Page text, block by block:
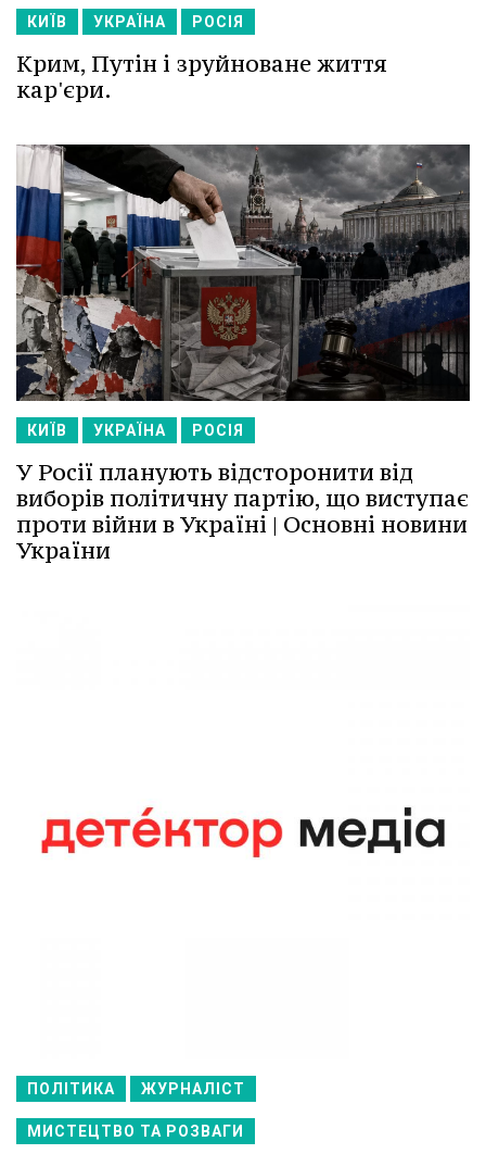
КИЇВ УКРАЇНА РОСІЯ
Крим, Путін і зруйноване життя
кар'єри.
КИЇВ УКРАЇНА РОСІЯ
У Росії планують відсторонити від
виборів політичну партію, що виступає
проти війни в Україні | Основні новини
України
ПОЛІТИКА ЖУРНАЛІСТ
МИСТЕЦТВО ТА РОЗВАГИ